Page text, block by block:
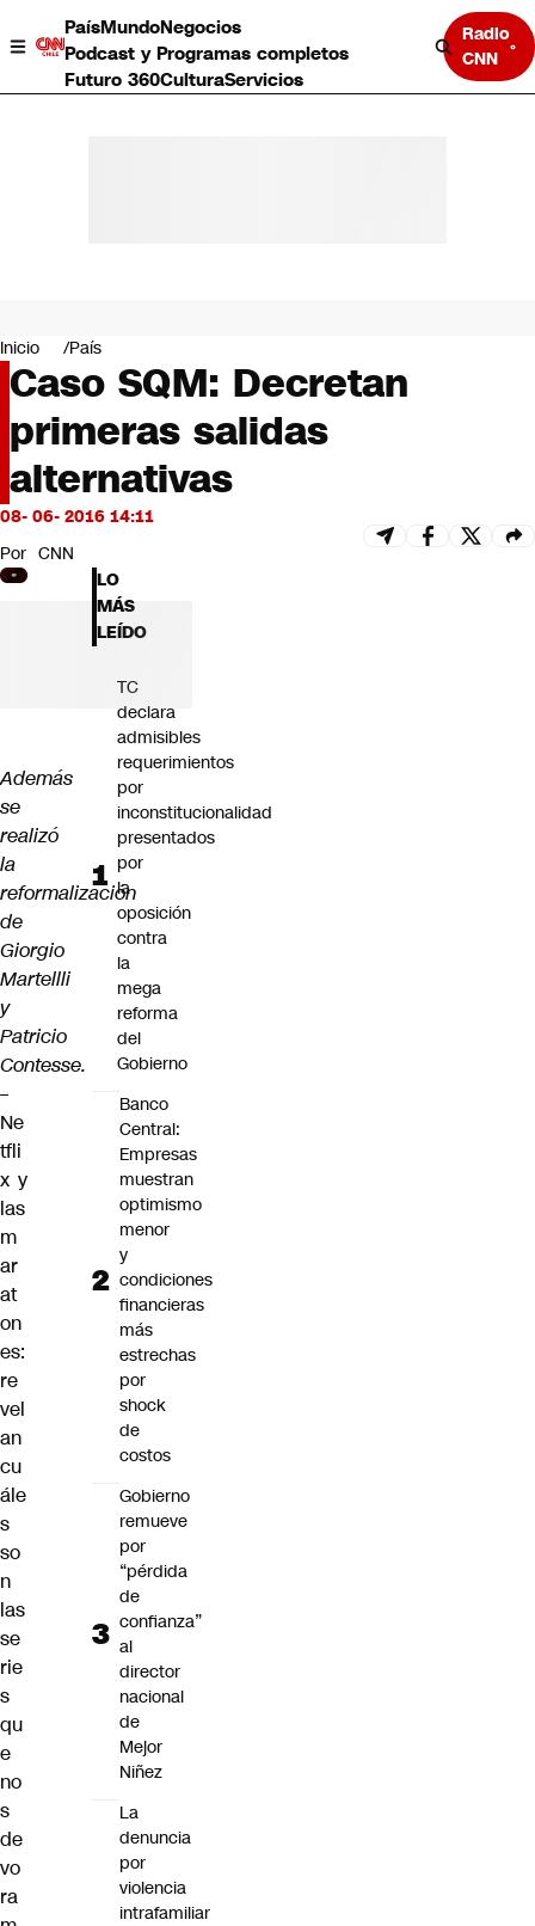
PaísMundoNegocios
Podcast y Programas completos
Futuro 360CulturaServicios
Radio
CNN
Negocios
Deportes
Programas completos
Cultura
Servicios
Bits
CNN tiempo
Futuro 360
Opinión
Inicio País
Caso SQM: Decretan
primeras salidas
alternativas
08- 06- 2016 14:11
Por CNN
Además
se
realizó
la
reformalización
de
Giorgio
Martellli
y
Patricio
Contesse.
–
Ne
tfli
x y
las
m
ar
at
on
es:
re
vel
an
cu
ále
s
so
n
las
se
rie
s
qu
e
no
s
de
vo
ra
LO
MÁS
LEÍDO
TC
declara
admisibles
requerimientos
por
inconstitucionalidad
presentados
por
la
oposición
contra
la
mega
reforma
del
Gobierno
Banco
Central:
Empresas
muestran
optimismo
menor
y
condiciones
financieras
más
estrechas
por
shock
de
costos
Gobierno
remueve
por
“pérdida
de
confianza”
al
director
nacional
de
Mejor
Niñez
La
denuncia
por
violencia
intrafamiliar